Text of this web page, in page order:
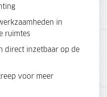
in
ruimtes
direct inzetbaar op de
voor meer